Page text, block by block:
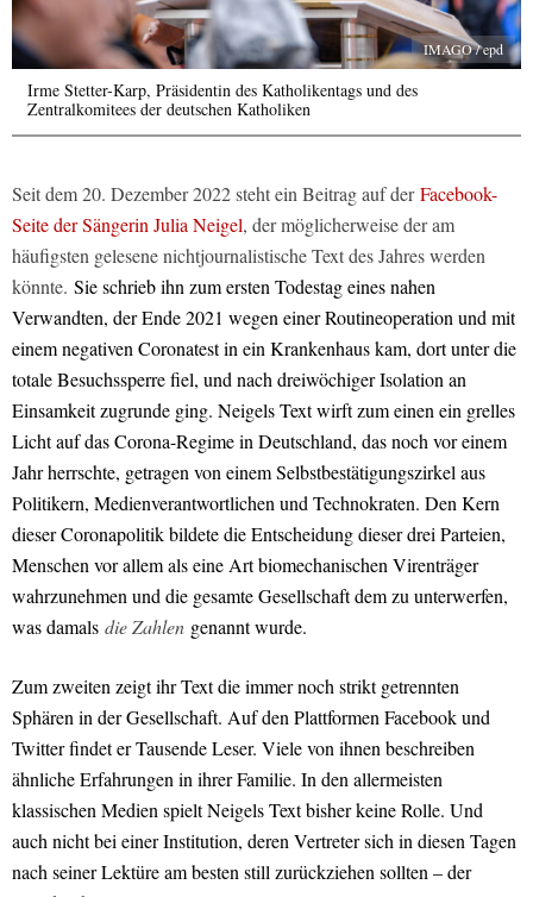
IMAGO / epd
Irme Stetter-Karp, Präsidentin des Katholikentags und des
Zentralkomitees der deutschen Katholiken
Seit dem 20. Dezember 2022 steht ein Beitrag auf derFacebook-
Seite der Sängerin Julia Neigel, der möglicherweise der am
häufigsten gelesene nichtjournalistische Text des Jahres werden
könnte. Sie schrieb ihn zum ersten Todestag eines nahen
Verwandten, der Ende 2021 wegen einer Routineoperation und mit
einem negativen Coronatest in ein Krankenhaus kam, dort unter die
totale Besuchssperre fiel, und nach dreiwöchiger Isolation an
Einsamkeit zugrunde ging. Neigels Text wirft zum einen ein grelles
Licht auf das Corona-Regime in Deutschland, das noch vor einem
Jahr herrschte, getragen von einem Selbstbestätigungszirkel aus
Politikern, Medienverantwortlichen und Technokraten. Den Kern
dieser Coronapolitik bildete die Entscheidung dieser drei Parteien,
Menschen vor allem als eine Art biomechanischen Virenträger
wahrzunehmen und die gesamte Gesellschaft dem zu unterwerfen,
was damals die Zahlen genannt wurde.
Zum zweiten zeigt ihr Text die immer noch strikt getrennten
Sphären in der Gesellschaft. Auf den Plattformen Facebook und
Twitter findet er Tausende Leser. Viele von ihnen beschreiben
ähnliche Erfahrungen in ihrer Familie. In den allermeisten
klassischen Medien spielt Neigels Text bisher keine Rolle. Und
auch nicht bei einer Institution, deren Vertreter sich in diesen Tagen
nach seiner Lektüre am besten still zurückziehen sollten – der